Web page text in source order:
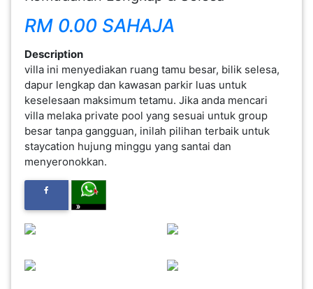
RM 0.00 SAHAJA
Description
villa ini menyediakan ruang tamu besar, bilik selesa,
dapur lengkap dan kawasan parkir luas untuk
keselesaan maksimum tetamu. Jika anda mencari
villa melaka private pool yang sesuai untuk group
besar tanpa gangguan, inilah pilihan terbaik untuk
staycation hujung minggu yang santai dan
menyeronokkan.
KESIHATAN(80)
PERNIAGAAN
RUNCIT(1)
FESYEN
WANITA(0)
KECANTIKAN(7)
FESYEN